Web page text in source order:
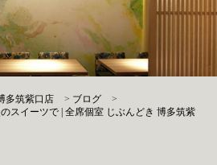
多筑紫口店 > ブログ
>
スイーツで | 全席個室 じぶんどき 博多筑紫